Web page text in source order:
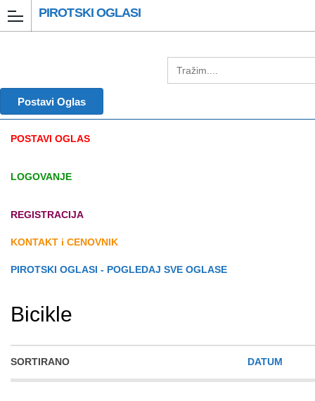
PIROTSKI OGLASI
Postavi Oglas
POSTAVI OGLAS
LOGOVANJE
REGISTRACIJA
KONTAKT i CENOVNIK
PIROTSKI OGLASI - POGLEDAJ SVE OGLASE
Bicikle
SORTIRANO DATUM